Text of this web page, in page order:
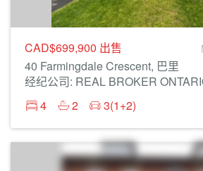
CAD$699,900 出售
40 Farmingdale Crescent, 巴里
经纪公司: REAL BROKER
4
2 3(1+2)